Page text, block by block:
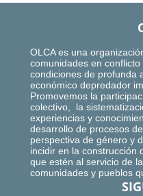
OLCA es una
comunidades en
condiciones de profunda
económico depredador
Promovemos la
colectivo, la
experiencias y
desarrollo de procesos
perspectiva de género y
incidir en la construcción
que estén al servicio de
comunidades y pueblos